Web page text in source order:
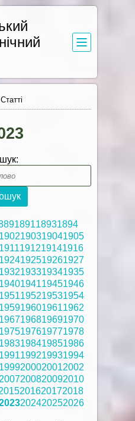
Статті
189118931894
1902190319041905
1911191219141916
1924192519261927
1932193319341935
1940194119451946
1951195219531954
1959196019611962
1967196819691970
1975197619771978
1983198419851986
1991199219931994
1999200020012002
2007200820092010
201620172018
202420252026